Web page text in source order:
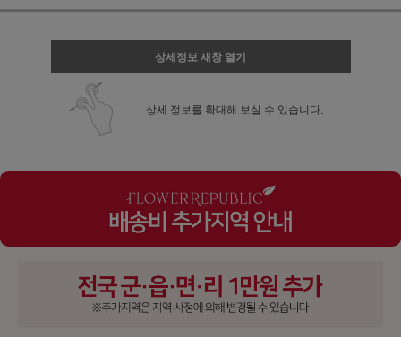
상세정보 새창 열기
상세 정보를 확대해 보실 수 있습니다.